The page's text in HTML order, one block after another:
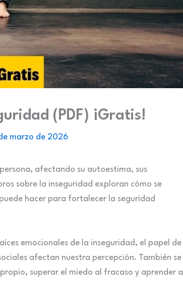
(PDF) ¡Gratis!
marzo de 2026
afectando su autoestima, sus
sobre la inseguridad exploran cómo se
hacer para fortalecer la seguridad
emocionales de la inseguridad, el papel de
afectan nuestra percepción. También se
superar el miedo al fracaso y aprender a